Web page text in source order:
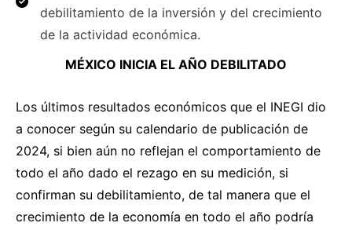
debilitamiento de la inversión y del crecimiento
de la actividad económica.
MÉXICO INICIA EL AÑO DEBILITADO
Los últimos resultados económicos que el INEGI dio
a conocer según su calendario de publicación de
2024, si bien aún no reflejan el comportamiento de
todo el año dado el rezago en su medición, si
confirman su debilitamiento, de tal manera que el
crecimiento de la economía en todo el año podría